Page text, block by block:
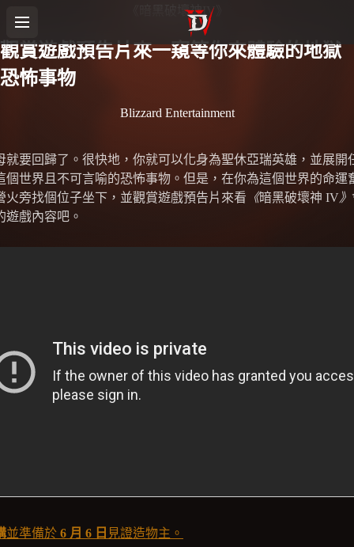
《暗黑破壞神IV》
觀賞遊戲預告片來一窺等你來體驗的地獄
恐怖事物
Blizzard Entertainment
就要回歸了。很快地，你就可以化身為聖休亞瑞英雄，並展開
個世界且不可言喻的恐怖事物。但是，在你為這個世界的命運
火旁找個位子坐下，並觀賞遊戲預告片來看 《暗黑破壞神 IV》
遊戲內容吧。
並準備於 6 月 6 日 見證造物主。